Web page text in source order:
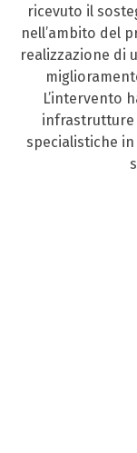
ricevuto il
nell’ambito del
realizzazione di
L’intervento
infrastrutture
specialistiche